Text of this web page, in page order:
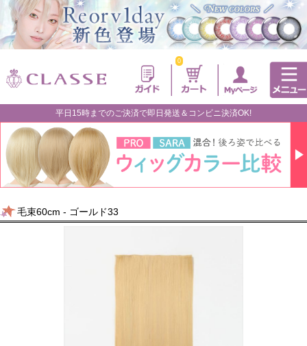
0
平日15時までのご決済で即日発送＆コンビニ決済OK!
毛束60cm - ゴールド33